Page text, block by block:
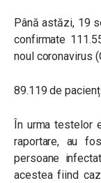
Până astăzi, 19
confirmate
noul coronavirus
89.119 de
În urma testelor
raportare, au
persoane
acestea fiind